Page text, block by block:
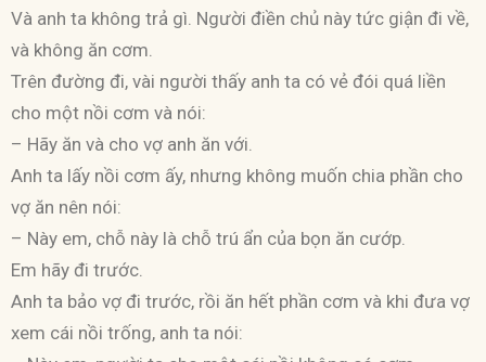
Và anh ta không trả gì. Người điền chủ này tức giận đi về,
và không ăn cơm.
Trên đường đi, vài người thấy anh ta có vẻ đói quá liền
cho một nồi cơm và nói:
– Hãy ăn và cho vợ anh ăn với.
Anh ta lấy nồi cơm ấy, nhưng không muốn chia phần cho
vợ ăn nên nói:
– Này em, chỗ này là chỗ trú ẩn của bọn ăn cướp.
Em hãy đi trước.
Anh ta bảo vợ đi trước, rồi ăn hết phần cơm và khi đưa vợ
xem cái nồi trống, anh ta nói: